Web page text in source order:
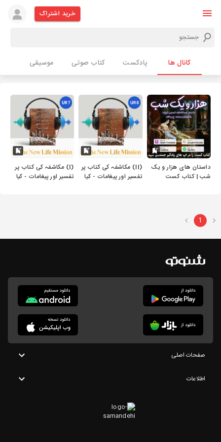
خرید اشتراک
کانال ها پادکست کتاب صوتی موسیقی
داستان های هزار و یک
شب | کتاب کست
(II) مکاشفہ کی کتاب پر
تفسیر اور پیغامات - کیا
(I) مکاشفہ کی کتاب پر
تفسیر اور پیغامات - کیا
1
صفحات اصلی
اطلاعات